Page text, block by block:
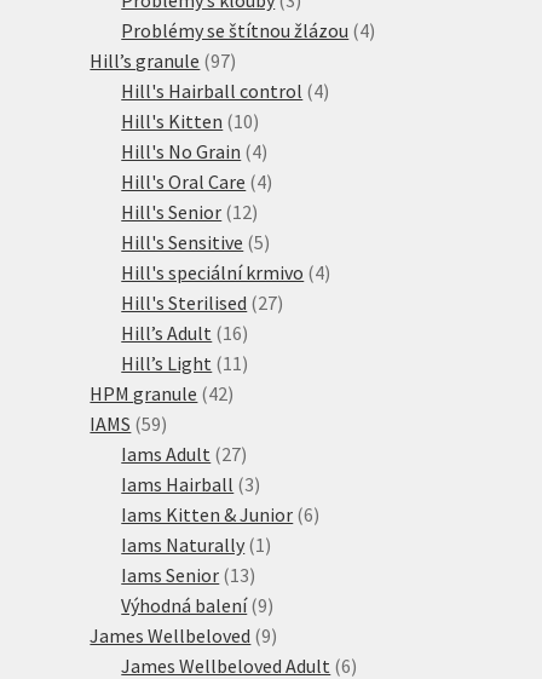
produkty
Problémy se štítnou žlázou 44
Hill’s granule 9797
produktů
Hill's Hairball control 44
Hill's Kitten 1010
produktů
Hill's No Grain 44
produkty
Hill's Oral Care 44
Hill's Senior 1212
produktů
Hill's Sensitive 55
produktů
Hill's speciální krmivo 44
Hill's Sterilised 2727
Hill’s Adult 1616
produktů
Hill’s Light 11 11
HPM granule 4242
IAMS 5959
produktů
Iams Adult 2727
produktů
Iams Hairball 33
produkty
Iams Kitten & Junior 66
Iams Naturally 1 1
Iams Senior 1313
produktů
Výhodná balení 99
produktů
James Wellbeloved 99
produktů
James Wellbeloved Adult 66